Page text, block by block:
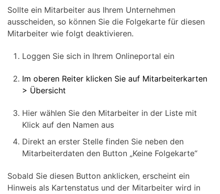
Sollte ein Mitarbeiter aus Ihrem Unternehmen
ausscheiden, so können Sie die Folgekarte für diesen
Mitarbeiter wie folgt deaktivieren.
Loggen Sie sich in Ihrem Onlineportal ein
Im oberen Reiter klicken Sie auf Mitarbeiterkarten
> Übersicht
Hier wählen Sie den Mitarbeiter in der Liste mit
Klick auf den Namen aus
Direkt an erster Stelle finden Sie neben den
Mitarbeiterdaten den Button „Keine Folgekarte“
Sobald Sie diesen Button anklicken, erscheint ein
Hinweis als Kartenstatus und der Mitarbeiter wird in